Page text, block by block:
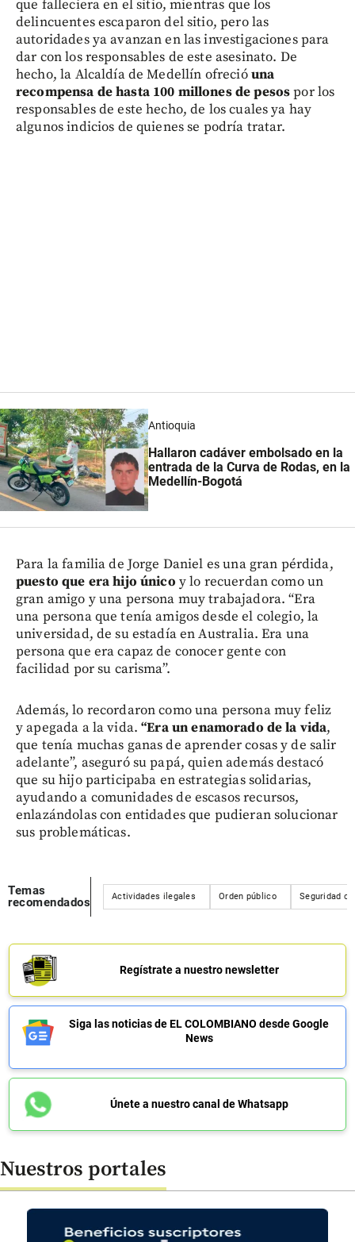
que falleciera en el sitio, mientras que los
delincuentes escaparon del sitio, pero las
autoridades ya avanzan en las investigaciones para
dar con los responsables de este asesinato. De
hecho, la Alcaldía de Medellín ofrecióuna
recompensa de hasta 100 millones de pesospor los
responsables de este hecho, de los cuales ya hay
algunos indicios de quienes se podría tratar.
Antioquia
Hallaron cadáver embolsado en la
entrada de la Curva de Rodas, en la
Medellín-Bogotá
Para la familia de Jorge Daniel es una gran pérdida,
puesto que era hijo único y lo recuerdan como un
gran amigo y una persona muy trabajadora. “Era
una persona que tenía amigos desde el colegio, la
universidad, de su estadía en Australia. Era una
persona que era capaz de conocer gente con
facilidad por su carisma”.
Además, lo recordaron como una persona muy feliz
y apegada a la vida.“Era un enamorado de la vida,
que tenía muchas ganas de aprender cosas y de salir
adelante”, aseguró su papá, quien además destacó
que su hijo participaba en estrategias solidarias,
ayudando a comunidades de escasos recursos,
enlazándolas con entidades que pudieran solucionar
sus problemáticas.
Temas
recomendados
Actividades ilegales Orden público Seguridad
Regístrate a nuestro newsletter
Siga las noticias de EL COLOMBIANO desde Google
News
Únete a nuestro canal de Whatsapp
Nuestros portales